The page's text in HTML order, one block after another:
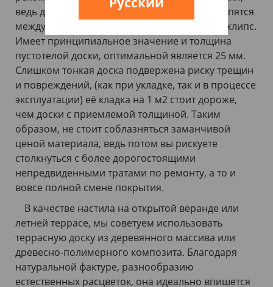
ведь доски, словно детский конструктор, крепятся
между собой на опорные лаги при помощи клипс.
Имеет принципиальное значение и толщина
пустотелой доски, оптимальной является 25 мм.
Слишком тонкая доска подвержена риску трещин
и повреждений, (как при укладке, так и в процессе
эксплуатации) её кладка на 1 м2 стоит дороже,
чем доски с приемлемой толщиной. Таким
образом, не стоит соблазняться заманчивой
ценой материала, ведь потом вы рискуете
столкнуться с более дорогостоящими
непредвиденными тратами по ремонту, а то и
вовсе полной смене покрытия.
В качестве настила на открытой веранде или
летней террасе, мы советуем использовать
террасную доску из деревянного массива или
древесно-полимерного композита. Благодаря
натуральной фактуре, разнообразию
естественных расцветок, она идеально впишется